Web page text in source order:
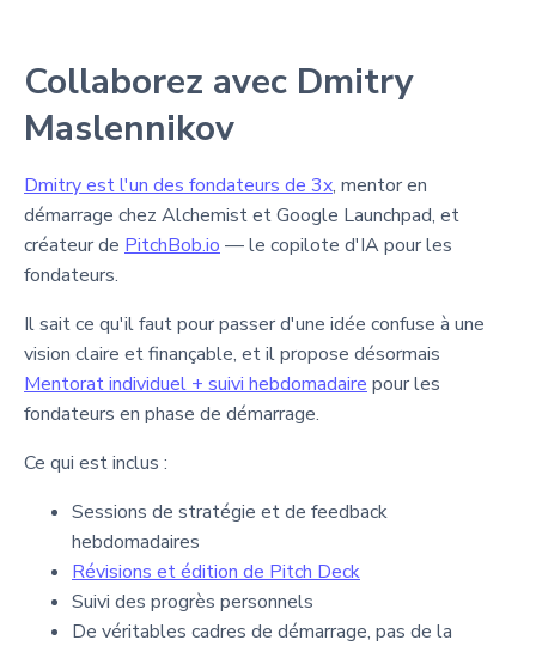
Collaborez avec Dmitry
Maslennikov
Dmitry est l'un des fondateurs de 3x, mentor en
démarrage chez Alchemist et Google Launchpad, et
créateur de PitchBob.io — le copilote d'IA pour les
fondateurs.
Il sait ce qu'il faut pour passer d'une idée confuse à une
vision claire et finançable, et il propose désormais
Mentorat individuel + suivi hebdomadaire pour les
fondateurs en phase de démarrage.
Ce qui est inclus :
Sessions de stratégie et de feedback
hebdomadaires
Révisions et édition de Pitch Deck
Suivi des progrès personnels
De véritables cadres de démarrage, pas de la